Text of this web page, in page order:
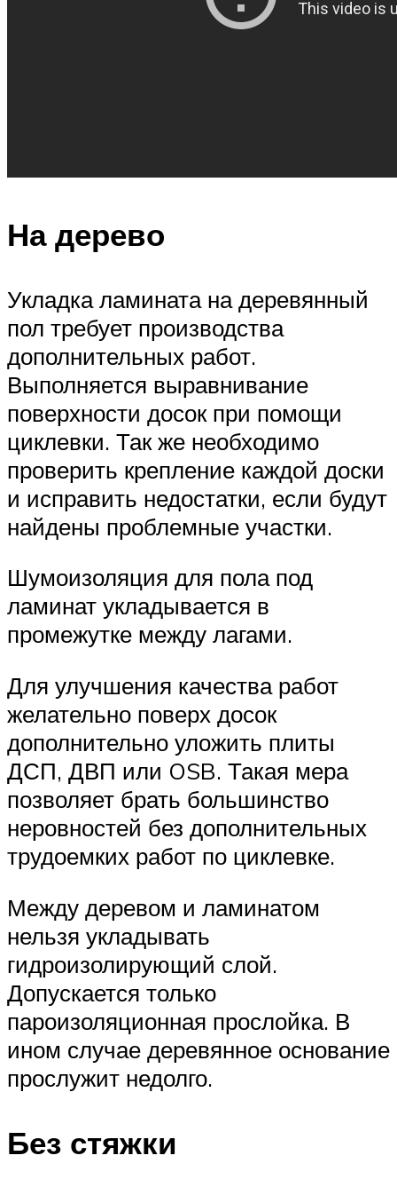
На дерево
Укладка ламината на деревянный
пол требует производства
дополнительных работ.
Выполняется выравнивание
поверхности досок при помощи
циклевки. Так же необходимо
проверить крепление каждой доски
и исправить недостатки, если будут
найдены проблемные участки.
Шумоизоляция для пола под
ламинат укладывается в
промежутке между лагами.
Для улучшения качества работ
желательно поверх досок
дополнительно уложить плиты
ДСП, ДВП или OSB. Такая мера
позволяет брать большинство
неровностей без дополнительных
трудоемких работ по циклевке.
Между деревом и ламинатом
нельзя укладывать
гидроизолирующий слой.
Допускается только
пароизоляционная прослойка. В
ином случае деревянное основание
прослужит недолго.
Без стяжки